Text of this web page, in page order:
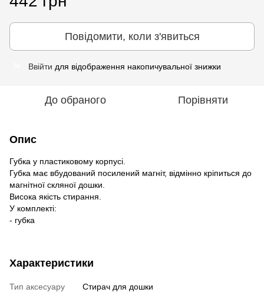
Повідомити, коли з'явиться
Ввійти для відображення накопичувальної знижки
До обраного Порівняти
Опис
Губка у пластиковому корпусі.
Губка має вбудований посилений магніт, відмінно кріпиться до
магнітної скляної дошки.
Висока якість стирання.
У комплекті:
- губка
Характеристики
Тип аксесуару Стирач для дошки